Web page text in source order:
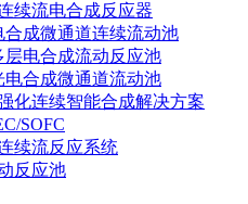
续流电合成反应器
合成微通道连续流动池
层电合成流动反应池
电合成微通道流动池
化连续智能合成解决方案
SOFC
续流反应系统
反应池